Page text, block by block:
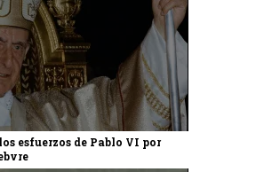
esfuerzos de Pablo VI por